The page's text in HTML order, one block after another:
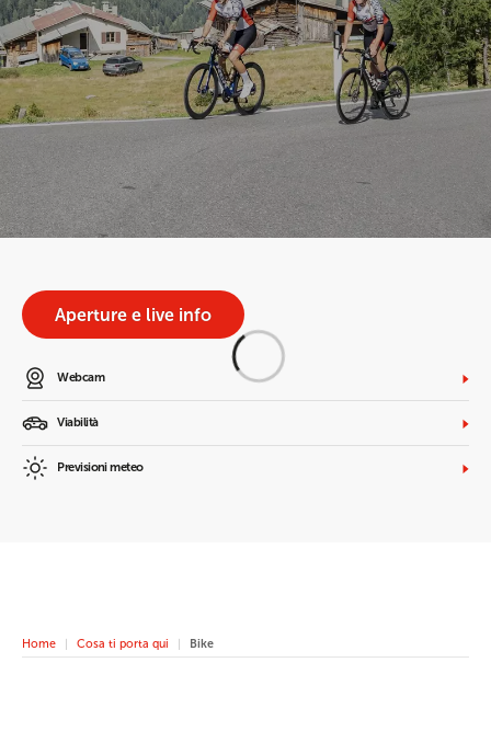
Aperture e live info
Webcam
Viabilità
Previsioni meteo
Home Cosa ti porta qui Bike